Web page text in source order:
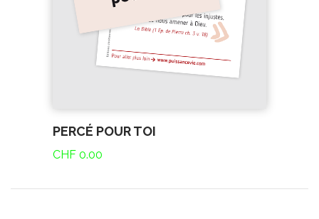
PERCÉ POUR TOI
CHF 0.00